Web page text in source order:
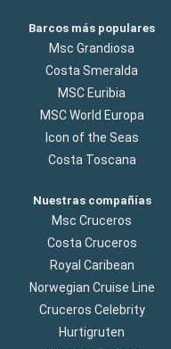
Barcos más populares
Msc Grandiosa
Costa Smeralda
MSC Euribia
MSC World Europa
Icon of the Seas
Costa Toscana
Nuestras compañías
Msc Cruceros
Costa Cruceros
Royal Caribean
Norwegian Cruise Line
Cruceros Celebrity
Hurtigruten